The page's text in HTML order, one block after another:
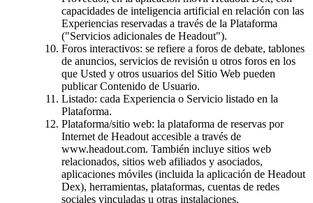
capacidades de inteligencia artificial en relación con las
Experiencias reservadas a través de la Plataforma
("Servicios adicionales de Headout").
Foros interactivos: se refiere a foros de debate, tablones
de anuncios, servicios de revisión u otros foros en los
que Usted y otros usuarios del Sitio Web pueden
publicar Contenido de Usuario.
Listado: cada Experiencia o Servicio listado en la
Plataforma.
Plataforma/sitio web: la plataforma de reservas por
Internet de Headout accesible a través de
www.headout.com. También incluye sitios web
relacionados, sitios web afiliados y asociados,
aplicaciones móviles (incluida la aplicación de Headout
Dex), herramientas, plataformas, cuentas de redes
sociales vinculadas u otras instalaciones.